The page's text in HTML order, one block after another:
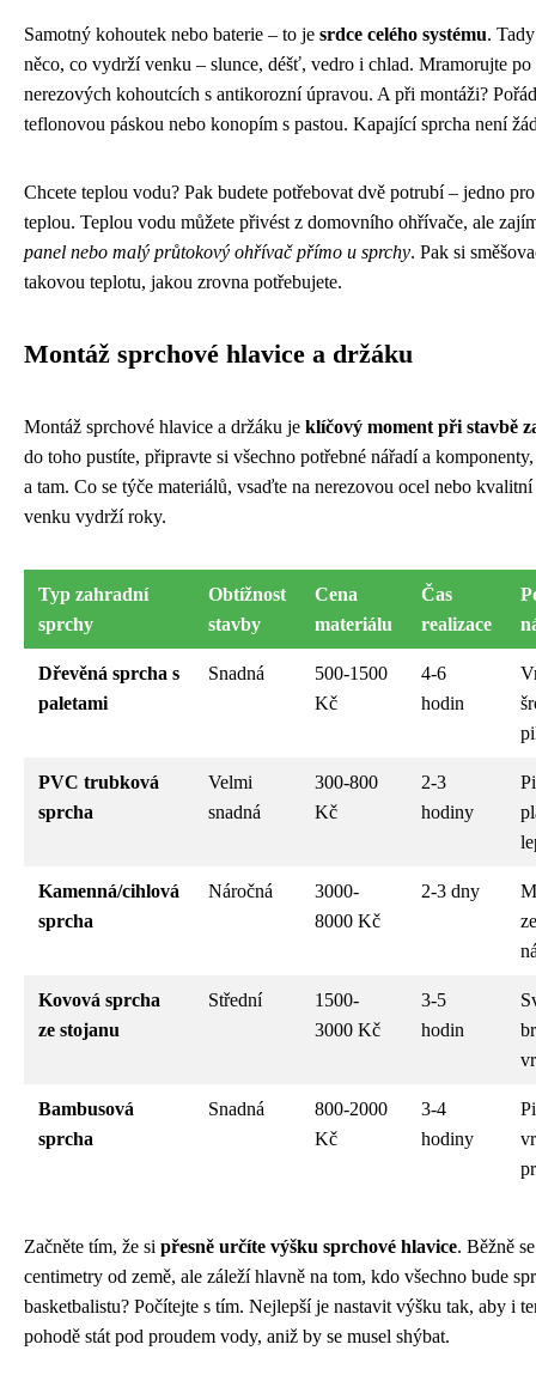
Samotný kohoutek nebo baterie – to je srdce celého systému.
něco, co vydrží venku – slunce, déšť, vedro i chlad. Mramorujte po
nerezových kohoutcích s antikorozní úpravou. A při montáži?
teflonovou páskou nebo konopím s pastou. Kapající sprcha není
Chcete teplou vodu? Pak budete potřebovat dvě potrubí – jedno
teplou. Teplou vodu můžete přivést z domovního ohřívače, ale
panel nebo malý průtokový ohřívač přímo u sprchy. Pak si
takovou teplotu, jakou zrovna potřebujete.
Montáž sprchové hlavice a držáku
Montáž sprchové hlavice a držáku je klíčový moment při stavbě
do toho pustíte, připravte si všechno potřebné nářadí a
a tam. Co se týče materiálů, vsaďte na nerezovou ocel nebo
venku vydrží roky.
Typ zahradní
sprchy
Obtížnost
stavby
Cena
materiálu
Čas
realizace
Dřevěná sprcha s
paletami
Snadná
500-1500
Kč
4-6
hodin
PVC trubková
sprcha
Velmi
snadná
300-800
Kč
2-3
hodiny
Kamenná/cihlová
sprcha
Náročná
3000-
8000 Kč
2-3 dny
Kovová sprcha
ze stojanu
Střední
1500-
3000 Kč
3-5
hodin
Bambusová
sprcha
Snadná
800-2000
Kč
3-4
hodiny
Začněte tím, že si přesně určíte výšku sprchové hlavice. Běžně
centimetry od země, ale záleží hlavně na tom, kdo všechno bude
basketbalistu? Počítejte s tím. Nejlepší je nastavit výšku tak, aby i
pohodě stát pod proudem vody, aniž by se musel shýbat.